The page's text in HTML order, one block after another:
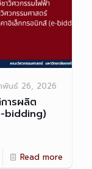
พันธ์ 26, 2026
ารผลิต
bidding)
Read more